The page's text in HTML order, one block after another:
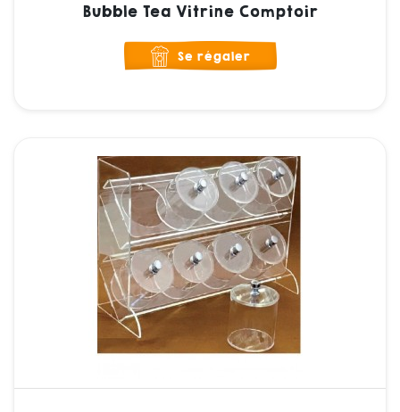
Bubble Tea Vitrine Comptoir
Se régaler